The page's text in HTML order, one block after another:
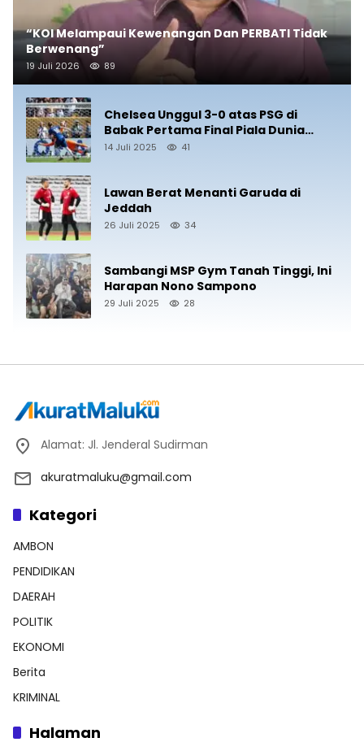
“KOI Melampaui Kewenangan Dan PERBATI Tidak
Berwenang”
19 Juli 2026 89
Chelsea Unggul 3-0 atas PSG di
Babak Pertama Final Piala Dunia
Antarklub 2025
14 Juli 2025 41
Lawan Berat Menanti Garuda di
Jeddah
26 Juli 2025 34
Sambangi MSP Gym Tanah Tinggi, Ini
Harapan Nono Sampono
29 Juli 2025 28
Alamat: Jl. Jenderal Sudirman
akuratmaluku@gmail.com
Kategori
AMBON
PENDIDIKAN
DAERAH
POLITIK
EKONOMI
Berita
KRIMINAL
Halaman